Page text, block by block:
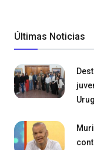
Últimas Noticias